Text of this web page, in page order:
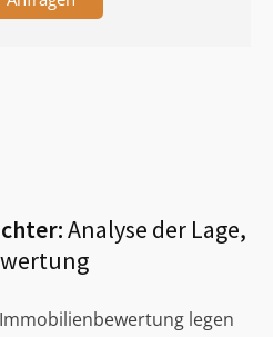
Analyse der Lage,
legen